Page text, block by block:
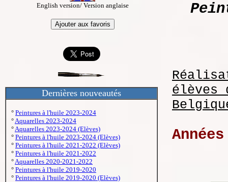
English version/ Version anglaise
Dernières nouveautés
° Peintures à l'huile 2023-2024
°Aquarelles 2023-2024
°Aquarelles 2023-2024 (Elèves)
° Peintures à l'huile 2023-2024 (Elèves)
° Peintures à l'huile 2021-2022 (Elèves)
° Peintures à l'huile 2021-2022
°Aquarelles 2020-2021-2022
° Peintures à l'huile 2019-2020
° Peintures à l'huile 2019-2020 (Elèves)
élèves